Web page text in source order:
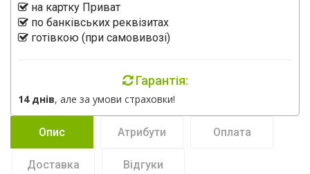
на картку Приват
по банківських реквізитах
готівкою (при самовивозі)
Гарантія:
14 днів, але за умови страховки!
Опис Атрибути Оплата
Доставка Відгуки